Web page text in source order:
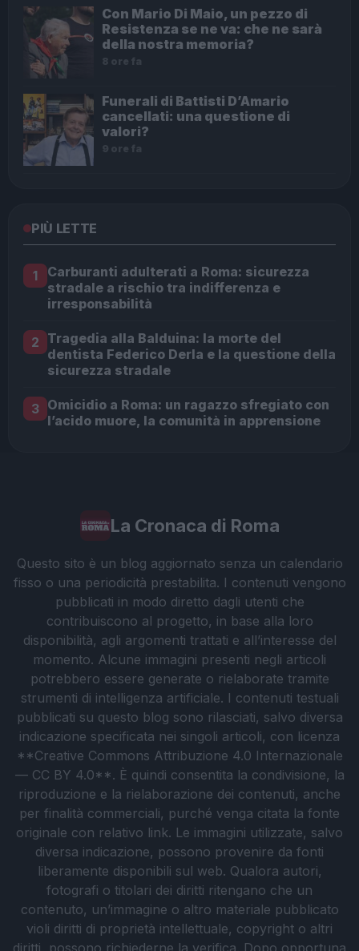
Con Mario Di Maio, un pezzo di
Resistenza se ne va: che ne sarà
della nostra memoria?
8 ore fa
Funerali di Battisti D’Amario
cancellati: una questione di
valori?
9 ore fa
PIÙ LETTE
1
Carburanti adulterati a Roma: sicurezza
stradale a rischio tra indifferenza e
irresponsabilità
2 Tragedia alla Balduina: la morte del
dentista Federico Derla e la questione della
sicurezza stradale
3 Omicidio a Roma: un ragazzo sfregiato con
l’acido muore, la comunità in apprensione
La Cronaca di Roma
Questo sito è un blog aggiornato senza un calendario
fisso o una periodicità prestabilita. I contenuti vengono
pubblicati in modo diretto dagli utenti che
contribuiscono al progetto, in base alla loro
disponibilità, agli argomenti trattati e all’interesse del
momento. Alcune immagini presenti negli articoli
potrebbero essere generate o rielaborate tramite
strumenti di intelligenza artificiale. I contenuti testuali
pubblicati su questo blog sono rilasciati, salvo diversa
indicazione specificata nei singoli articoli, con licenza
**Creative Commons Attribuzione 4.0 Internazionale
— CC BY 4.0**. È quindi consentita la condivisione, la
riproduzione e la rielaborazione dei contenuti, anche
per finalità commerciali, purché venga citata la fonte
originale con relativo link. Le immagini utilizzate, salvo
diversa indicazione, possono provenire da fonti
liberamente disponibili sul web. Qualora autori,
fotografi o titolari dei diritti ritengano che un
contenuto, un’immagine o altro materiale pubblicato
violi diritti di proprietà intellettuale, copyright o altri
diritti, possono richiederne la verifica. Dopo opportuna